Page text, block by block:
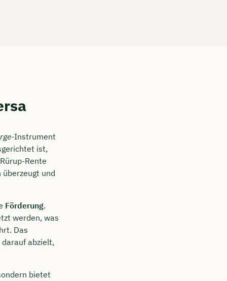
-Instrument
ist,
Rente
und
Förderung.
werden, was
Das
abzielt,
bietet